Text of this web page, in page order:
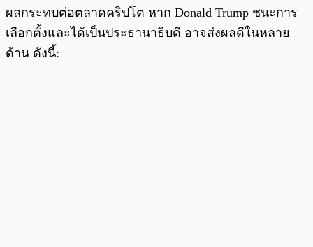
ผลกระทบต่อตลาดคริปโต หาก Donald Trump ชนะการ
เลือกตั้งและได้เป็นประธานาธิบดี อาจส่งผลดีในหลาย
ด้าน ดังนี้: